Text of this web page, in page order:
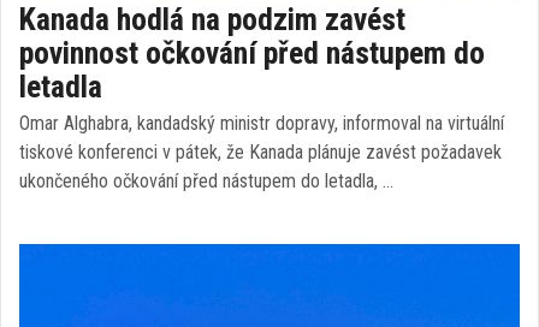
Kanada hodlá na podzim zavést
povinnost očkování před nástupem do
letadla
Omar Alghabra, kandadský ministr dopravy, informoval na virtuální
tiskové konferenci v pátek, že Kanada plánuje zavést požadavek
ukončeného očkování před nástupem do letadla, …